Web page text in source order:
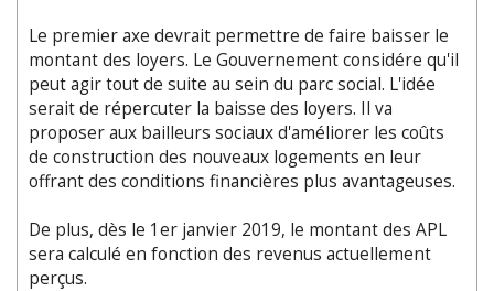
Le premier axe devrait permettre de faire baisser le
montant des loyers. Le Gouvernement considére qu'il
peut agir tout de suite au sein du parc social. L'idée
serait de répercuter la baisse des loyers. Il va
proposer aux bailleurs sociaux d'améliorer les coûts
de construction des nouveaux logements en leur
offrant des conditions financières plus avantageuses.
De plus, dès le 1er janvier 2019, le montant des APL
sera calculé en fonction des revenus actuellement
perçus.